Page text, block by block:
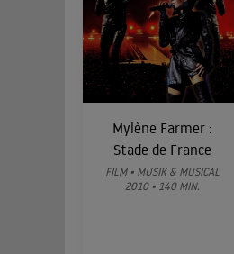
Mylène Farmer :
Stade de France
FILM • MUSIK & MUSICAL
2010 • 140 MIN.